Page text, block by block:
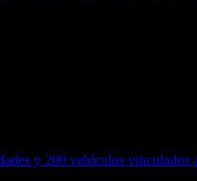
y 200 vehículos vinculados